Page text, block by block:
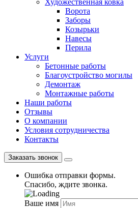
Художественная ковка
Ворота
Заборы
Козырьки
Навесы
Перила
Услуги
Бетонные работы
Благоустройство могилы
Демонтаж
Монтажные работы
Наши работы
Отзывы
О компании
Условия сотрудничества
Контакты
Заказать звонок
Ошибка отправки формы.
Спасибо, ждите звонка.
Ваше имя